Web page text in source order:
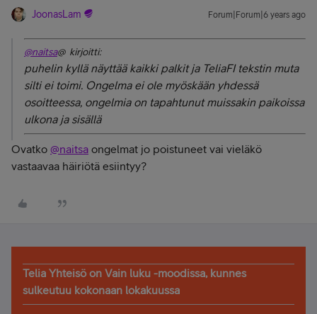
JoonasLam Forum|Forum|6 years ago
@naitsa@ kirjoitti:
puhelin kyllä näyttää kaikki palkit ja TeliaFI tekstin muta
silti ei toimi. Ongelma ei ole myöskään yhdessä
osoitteessa, ongelmia on tapahtunut muissakin paikoissa
ulkona ja sisällä
Ovatko @naitsa ongelmat jo poistuneet vai vieläkö
vastaavaa häiriötä esiintyy?
Telia Yhteisö on Vain luku -moodissa, kunnes
sulkeutuu kokonaan lokakuussa